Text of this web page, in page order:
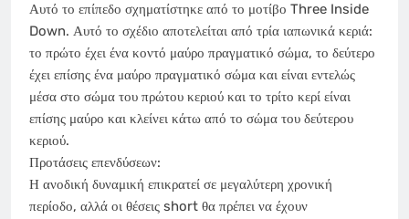
Αυτό το επίπεδο σχηματίστηκε από το μοτίβο Three Inside
Down. Αυτό το σχέδιο αποτελείται από τρία ιαπωνικά κεριά:
το πρώτο έχει ένα κοντό μαύρο πραγματικό σώμα, το δεύτερο
έχει επίσης ένα μαύρο πραγματικό σώμα και είναι εντελώς
μέσα στο σώμα του πρώτου κεριού και το τρίτο κερί είναι
επίσης μαύρο και κλείνει κάτω από το σώμα του δεύτερου
κεριού.
Προτάσεις επενδύσεων:
Η ανοδική δυναμική επικρατεί σε μεγαλύτερη χρονική
περίοδο, αλλά οι θέσεις short θα πρέπει να έχουν